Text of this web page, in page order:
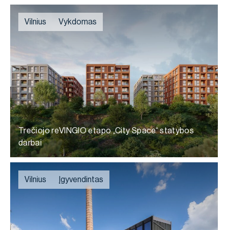
Vilnius Vykdomas
Trečiojo reVINGIO etapo „City Space“ statybos
darbai
Vilnius Įgyvendintas